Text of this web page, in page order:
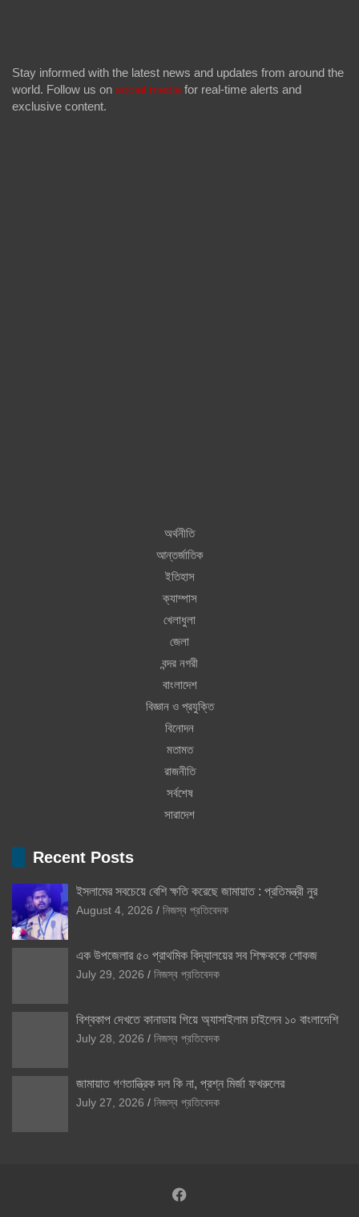
Stay informed with the latest news and updates from around the
world. Follow us on social media for real-time alerts and
exclusive content.
অর্থনীতি
আন্তর্জাতিক
ইতিহাস
ক্যাম্পাস
খেলাধুলা
জেলা
বন্দর নগরী
বাংলাদেশ
বিজ্ঞান ও প্রযুক্তি
বিনোদন
মতামত
রাজনীতি
সর্বশেষ
সারাদেশ
Recent Posts
ইসলামের সবচেয়ে বেশি ক্ষতি করেছে জামায়াত : প্রতিমন্ত্রী নুর
August 4, 2026 নিজস্ব প্রতিবেদক
এক উপজেলার ৫০ প্রাথমিক বিদ্যালয়ের সব শিক্ষককে শোকজ
July 29, 2026 নিজস্ব প্রতিবেদক
বিশ্বকাপ দেখতে কানাডায় গিয়ে অ্যাসাইলাম চাইলেন ১০ বাংলাদেশি
July 28, 2026 নিজস্ব প্রতিবেদক
জামায়াত গণতান্ত্রিক দল কি না, প্রশ্ন মির্জা ফখরুলের
July 27, 2026 নিজস্ব প্রতিবেদক